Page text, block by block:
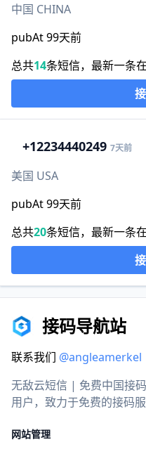
中国 CHINA
pubAt 99天前
总共14条短信，最新一条在
+12234440249 7天前
美国 USA
pubAt 99天前
总共20条短信，最新一条在
接码导航站
联系我们 @angleamerkel
无敌云短信 | 免费中国接
用户，致力于免费的接码
网站管理